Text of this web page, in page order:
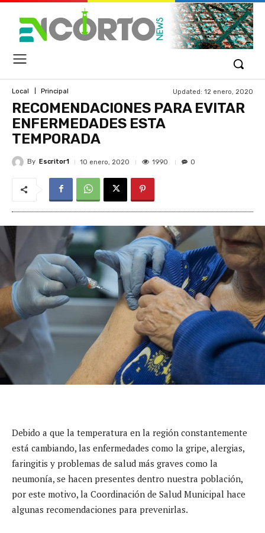
Local Principal Updated: 12 enero, 2020
RECOMENDACIONES PARA EVITAR
ENFERMEDADES ESTA
TEMPORADA
By Escritor1 10 enero, 2020 1990 0
Debido a que la temperatura en la región constantemente
está cambiando, las enfermedades como la gripe, alergias,
faringitis y problemas de salud más graves como la
neumonía, se hacen presentes dentro nuestra población,
por este motivo, la Coordinación de Salud Municipal hace
algunas recomendaciones para prevenirlas.